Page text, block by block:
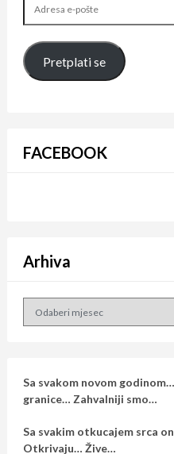
Pretplati se
FACEBOOK
Arhiva
Sa svakom novom
granice… Zahvalniji smo…
Sa svakim otkucajem srca
Otkrivaju… Žive…